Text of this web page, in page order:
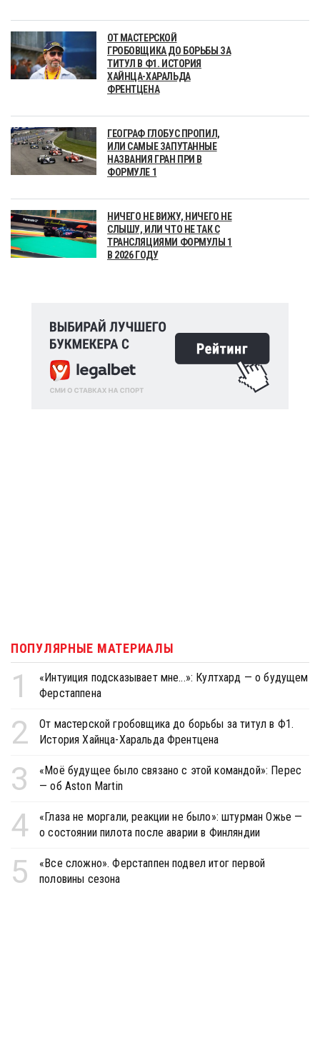
ОТ МАСТЕРСКОЙ
ГРОБОВЩИКА ДО БОРЬБЫ ЗА
ТИТУЛ В Ф1. ИСТОРИЯ
ХАЙНЦА-ХАРАЛЬДА
ФРЕНТЦЕНА
ГЕОГРАФ ГЛОБУС ПРОПИЛ,
ИЛИ САМЫЕ ЗАПУТАННЫЕ
НАЗВАНИЯ ГРАН ПРИ В
ФОРМУЛЕ 1
НИЧЕГО НЕ ВИЖУ, НИЧЕГО НЕ
СЛЫШУ, ИЛИ ЧТО НЕ ТАК С
ТРАНСЛЯЦИЯМИ ФОРМУЛЫ 1
В 2026 ГОДУ
ПОПУЛЯРНЫЕ МАТЕРИАЛЫ
1
«Интуиция подсказывает мне...»: Култхард — о будущем
Ферстаппена
2
От мастерской гробовщика до борьбы за титул в Ф1.
История Хайнца-Харальда Френтцена
3
«Моё будущее было связано с этой командой»: Перес
— об Aston Martin
4
«Глаза не моргали, реакции не было»: штурман Ожье —
о состоянии пилота после аварии в Финляндии
5
«Все сложно». Ферстаппен подвел итог первой
половины сезона